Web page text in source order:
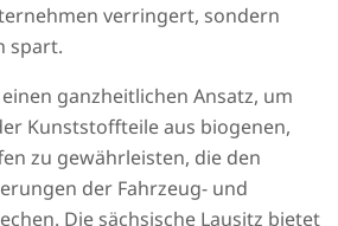
verringert, sondern
spart.
ganzheitlichen Ansatz, um
Kunststoffteile aus biogenen,
zu gewährleisten, die den
der Fahrzeug- und
Die sächsische Lausitz bietet